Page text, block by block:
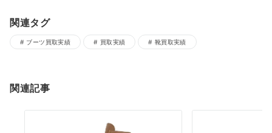
関連タグ
ブーツ買取実績 買取実績 靴買取実績
関連記事